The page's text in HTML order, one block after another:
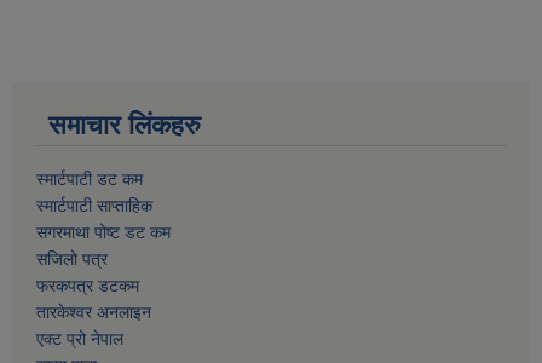
समाचार लिंकहरु
स्मार्टपाटी डट कम
स्मार्टपाटी साप्ताहिक
सगरमाथा पोष्ट डट कम
सजिलो पत्र
फरकपत्र डटकम
तारकेश्वर अनलाइन
एक्ट प्रो नेपाल